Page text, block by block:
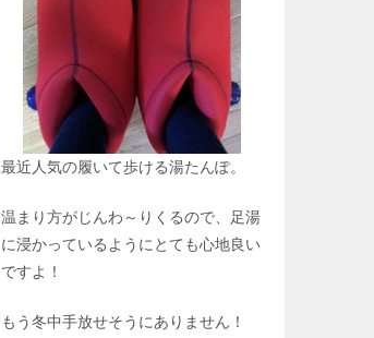
最近人気の履いて歩ける湯たんぽ。
温まり方がじんわ～りくるので、足湯
に浸かっているようにとても心地良い
ですよ！
もう冬中手放せそうにありません！